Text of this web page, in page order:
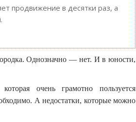
продвижение в десятки раз, а
Однозначно — нет. И в юности,
очень грамотно пользуется
А недостатки, которые можно